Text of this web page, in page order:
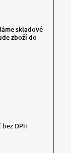
skladové
zboží do
bez DPH